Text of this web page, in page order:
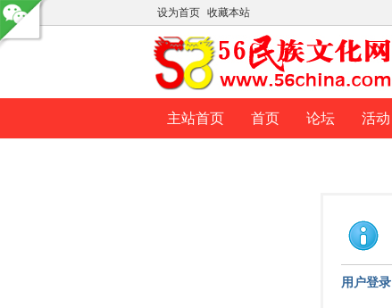
设为首页 收藏本站
主站首页 首页 论坛 活动
用户登录